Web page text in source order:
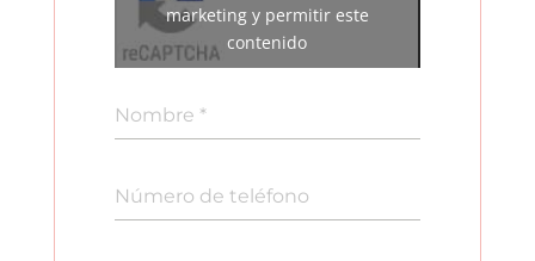
marketing y permitir este
contenido
Nombre *
Número de teléfono